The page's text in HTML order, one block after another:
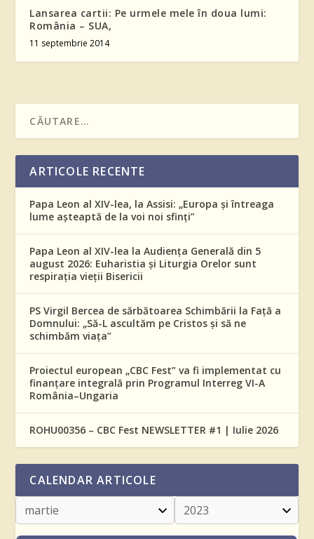
Lansarea cartii: Pe urmele mele în doua lumi:
România – SUA,
11 septembrie 2014
ARTICOLE RECENTE
Papa Leon al XIV-lea, la Assisi: „Europa și întreaga
lume așteaptă de la voi noi sfinți”
Papa Leon al XIV-lea la Audiența Generală din 5
august 2026: Euharistia și Liturgia Orelor sunt
respirația vieții Bisericii
PS Virgil Bercea de sărbătoarea Schimbării la Față a
Domnului: „Să-L ascultăm pe Cristos și să ne
schimbăm viața”
Proiectul european „CBC Fest” va fi implementat cu
finanțare integrală prin Programul Interreg VI-A
România–Ungaria
ROHU00356 – CBC Fest NEWSLETTER #1 | Iulie 2026
CALENDAR ARTICOLE